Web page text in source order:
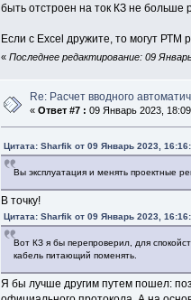
быть отстроен на ток КЗ не больше
Если с Excel дружите, то могут РТМ
« Последнее редактирование: 09
Re: Расчет вводного
«Ответ #7 : 09 Январь 2023,
Цитата: Sharfik от 09 Январь 2023,
Вы эксплуатация и менять проектные
В точку!
Цитата: Sharfik от 09 Январь 2023,
Вот КЗ я бы перепроверил, для
кабель питающий поменять.
Я бы лучше другим путем пошел: